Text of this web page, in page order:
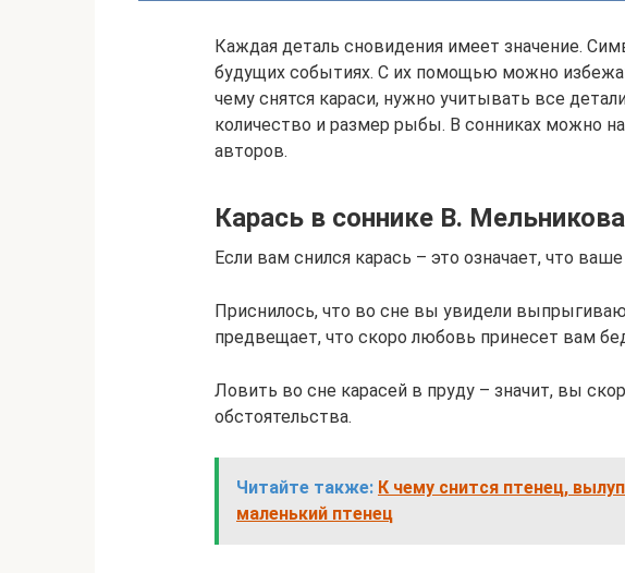
Каждая деталь сновидения имеет значение.
будущих событиях. С их помощью можно
чему снятся караси, нужно учитывать все
количество и размер рыбы. В сонниках можно
авторов.
Карась в соннике В. Мельникова
Если вам снился карась – это означает, что
Приснилось, что во сне вы увидели
предвещает, что скоро любовь принесет вам
Ловить во сне карасей в пруду – значит, вы
обстоятельства.
Читайте также: К чему снится птенец,
маленький птенец